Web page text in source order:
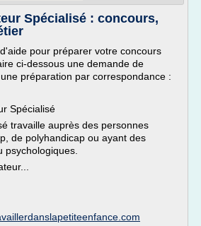
Spécialisé : concours,
pour préparer votre concours
ci-dessous une demande de
préparation par correspondance :
Spécialisé
travaille auprès des personnes
de polyhandicap ou ayant des
psychologiques.